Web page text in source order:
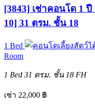
[3843] เช่าคอนโด 1
10] 31 ตรม. ชั้น 18
1 Bed
Room
1 Bed 31 ตรม. ชั้น 18 FH
เช่า 22,000 ฿